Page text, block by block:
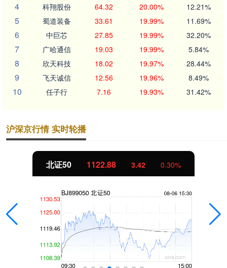
4 科翔股份 64.32 20.00% 12.21%
5 蜀道装备 33.61 19.99% 11.69%
6 中巨芯 27.85 19.99% 32.20%
7 广哈通信 19.03 19.99% 5.84%
8 欣天科技 18.02 19.97% 28.44%
9 飞天诚信 12.56 19.96% 8.49%
10 任子行 7.16 19.93% 31.42%
沪深京行情 实时轮播
北证50 1122.88 3.42 0.30%